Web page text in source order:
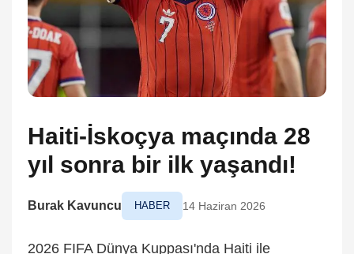
Haiti-İskoçya maçında 28
yıl sonra bir ilk yaşandı!
Burak Kavuncu HABER 14 Haziran 2026
2026 FIFA Dünya Kuppası'nda Haiti ile